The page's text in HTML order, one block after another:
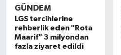
GÜNDEM
LGS tercihlerine
rehberlik eden "Rota
Maarif" 3 milyondan
fazla ziyaret edildi